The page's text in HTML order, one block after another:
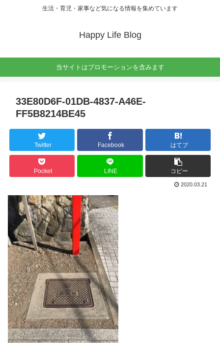
生活・育児・家事など気になる情報を集めています
Happy Life Blog
当サイトはプロモーションを含みます
33E80D6F-01DB-4837-A46E-
FF5B8214BE45
Twitter Facebook はてブ
Pocket LINE コピー
2020.03.21